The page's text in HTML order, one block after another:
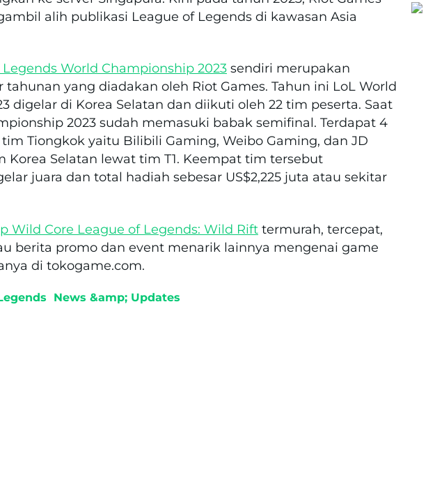
alih publikasi League of Legends di kawasan Asia
Legends World Championship 2023 sendiri merupakan
yang diadakan oleh Riot Games. Tahun ini LoL World
digelar di Korea Selatan dan diikuti oleh 22 tim peserta. Saat
2023 sudah memasuki babak semifinal. Terdapat 4
Tiongkok yaitu Bilibili Gaming, Weibo Gaming, dan JD
Korea Selatan lewat tim T1. Keempat tim tersebut
juara dan total hadiah sebesar US$2,225 juta atau sekitar
Wild Core League of Legends: Wild Rift termurah, tercepat,
berita promo dan event menarik lainnya mengenai game
di tokogame.com.
News &amp; Updates